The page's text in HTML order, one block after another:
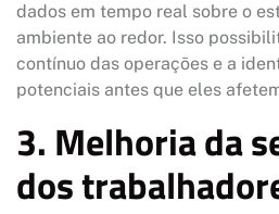
dados em tempo real sobre o
ambiente ao redor. Isso
contínuo das operações e a
potenciais antes que eles
3. Melhoria da
dos